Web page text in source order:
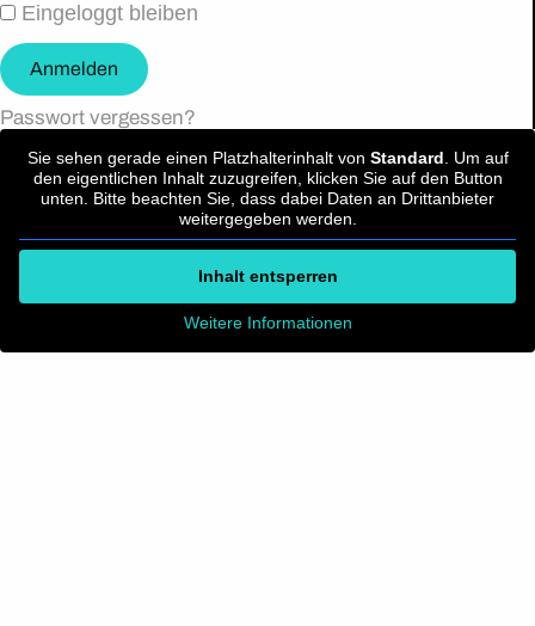
Eingeloggt bleiben
Anmelden
Passwort vergessen?
Sie sehen gerade einen Platzhalterinhalt von Standard . Um auf
den eigentlichen Inhalt zuzugreifen, klicken Sie auf den Button
unten. Bitte beachten Sie, dass dabei Daten an Drittanbieter
weitergegeben werden.
Inhalt entsperren
Weitere Informationen